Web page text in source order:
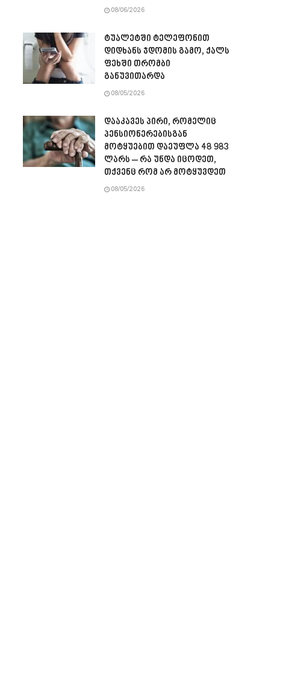
08/06/2026
ტუალეტში ტელეფონით
დიდხანს ჯდომის გამო, ქალს
ფეხში თრომბი
განუვითარდა
08/05/2026
დააკავეს პირი, რომელიც
პენსიონერებისგან
მოტყუებით დაეუფლა 48 983
ლარს – რა უნდა იცოდეთ,
თქვენც რომ არ მოტყუვდეთ
08/05/2026